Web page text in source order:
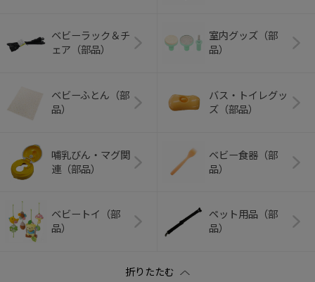
ベビーラック＆チ
ェア（部品）
室内グッズ（部
品）
ベビーふとん（部
品）
バス・トイレグッ
ズ（部品）
哺乳びん・マグ関
連（部品）
ベビー食器（部
品）
ベビートイ（部
品）
ペット用品（部
品）